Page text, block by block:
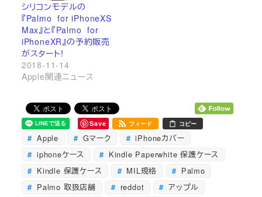
シリコンモデルの
『Palmo for iPhoneXS
Max』と『Palmo for
iPhoneXR』の予約販売
がスタート!
2018-11-14
Apple関連ニュース
Save フィード コピー
Apple Gマーク
iPhoneカバー
iphoneケース
Kindle Paperwhite 保護ケース
Kindle 保護ケース
MIL規格
Palmo
Palmo 取扱店舗
reddot
アップル